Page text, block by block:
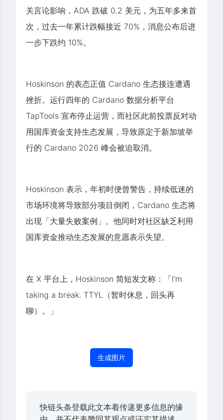
关言论影响，ADA 跌破 0.2 美元，为五年多来首
次，过去一年累计跌幅接近 70%，消息公布后进
一步下跌约 10%。
Hoskinson 的表态正值 Cardano 生态接连遭遇
挫折。运行四年的 Cardano 数据分析平台
TapTools 宣布停止运营，而社区此前投票反对动
用国库资金支持生态发展，导致原定于新加坡举
行的 Cardano 2026 峰会被迫取消。
Hoskinson 表示，年初时便曾警告，持续低迷的
市场环境将导致部分项目倒闭，Cardano 生态将
出现「大量失败案例」。他同时对社区缺乏利用
国库资金推动生态发展的意愿表示失望。
在 X 平台上，Hoskinson 简短发文称：「I'm
taking a break. TTYL（暂时休息，回头再
聊）。」
生成图片
快链头条登载此文本着传递更多信息的缘